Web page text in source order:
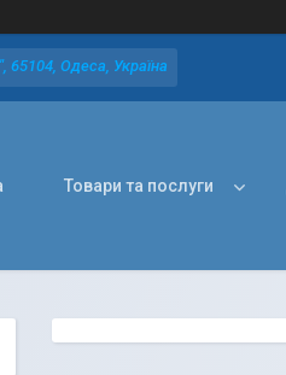
65104, Одеса, Україна
Товари та послуги